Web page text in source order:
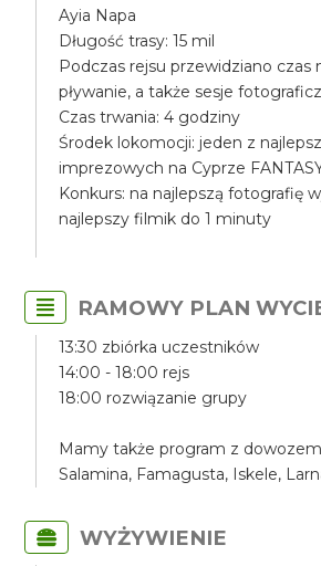
Ayia Napa
Długość trasy: 15 mil
Podczas rejsu przewidziano czas
pływanie, a także sesje
Czas trwania: 4 godziny
Środek lokomocji: jeden z
imprezowych na Cyprze
Konkurs: na najlepszą fotografię
najlepszy filmik do 1 minuty
RAMOWY PLAN
13:30 zbiórka uczestników
14:00 - 18:00 rejs
18:00 rozwiązanie grupy
Mamy także program z
Salamina, Famagusta, Iskele,
WYŻYWIENIE